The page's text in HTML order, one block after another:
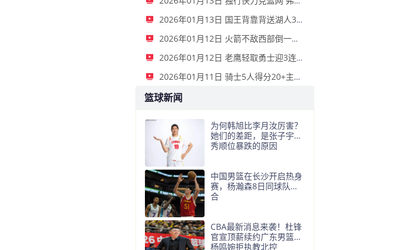
2026年01月13日 国王背靠背送湖人3连败 东契奇空砍42+7+8+4断 威少22+5+7
2026年01月12日 火箭不敌西部倒一国王遭遇3连败！申京复出19+9 阿门31+13+6
2026年01月12日 老鹰轻取勇士迎3连胜 约翰逊23+11+6 CJ首秀12分 库里31+5
2026年01月11日 骑士5人得分20+主场复仇森林狼 米切尔28+8 爱德华兹25+5
篮球新闻
为何韩旭比李月汝厉害？
她们的差距，是张子宇选
秀顺位暴跌的原因
中国男篮在长沙开启热身
赛，杨瀚森8日同球队会
合
CBA最新消息来袭！杜锋
官宣顶薪续约广东男篮，
杨鸣婉拒执教北控